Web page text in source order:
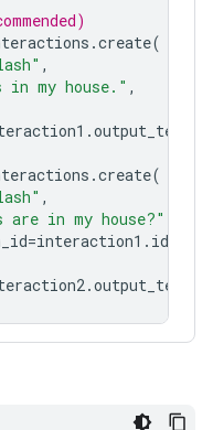
.create(
,
in my house." ,
.output_text
.create(
,
are in my house?"
=interaction1 . id
.output_text